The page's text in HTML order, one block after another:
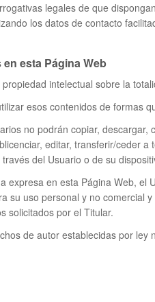
legales de que
los datos de contacto
esta Página Web
intelectual sobre la
esos contenidos de formas
no podrán copiar,
editar, transferir/ceder
del Usuario o de su
expresa en esta Página Web,
su uso personal y no
solicitados por el Titular.
de autor establecidas por ley